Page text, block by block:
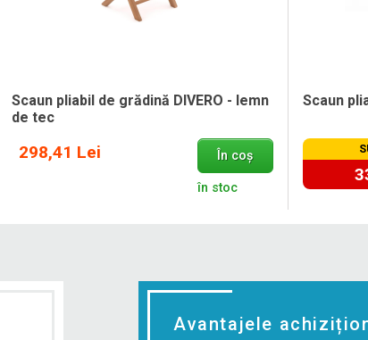
Scaun pliabil de grădină DIVERO - lemn
de tec
298,41 Lei În coș
în stoc
Scaun
Avantajele